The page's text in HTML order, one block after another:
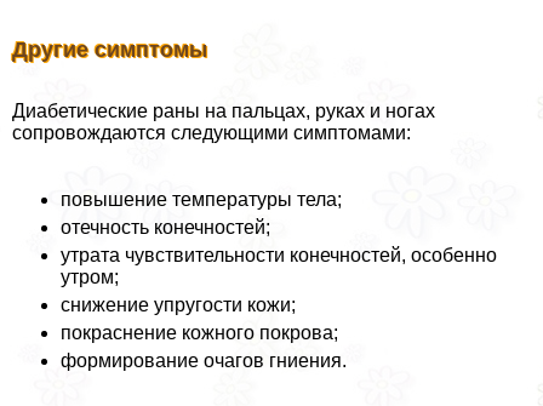
Другие симптомы
Диабетические раны на пальцах, руках и ногах
сопровождаются следующими симптомами:
повышение температуры тела;
отечность конечностей;
утрата чувствительности конечностей, особенно
утром;
снижение упругости кожи;
покраснение кожного покрова;
формирование очагов гниения.